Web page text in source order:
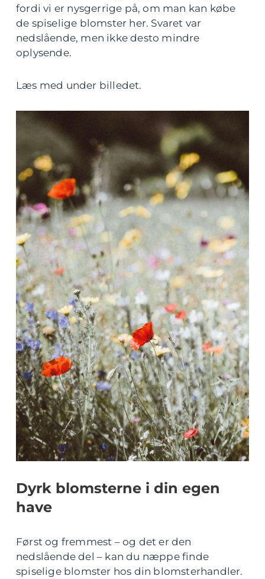
fordi vi er nysgerrige på, om man kan købe
de spiselige blomster her. Svaret var
nedslående, men ikke desto mindre
oplysende.
Læs med under billedet.
Dyrk blomsterne i din egen
have
Først og fremmest – og det er den
nedslående del – kan du næppe finde
spiselige blomster hos din blomsterhandler.